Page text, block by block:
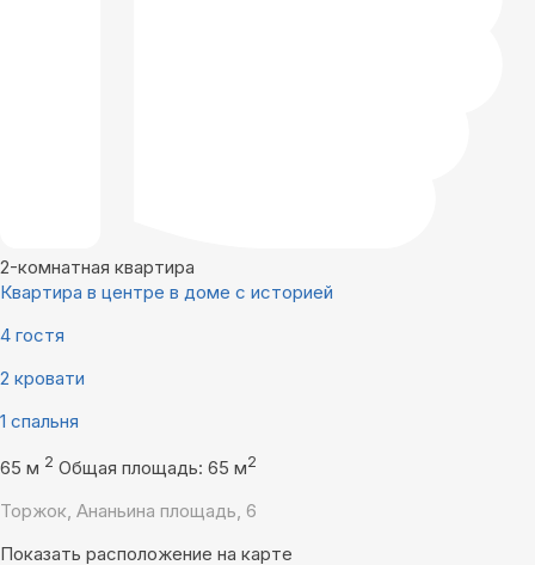
2-комнатная квартира
Квартира в центре в доме с историей
4 гостя
2 кровати
1 спальня
65 м 2 Общая площадь: 65 м2
Торжок, Ананьина площадь, 6
Показать расположение на карте